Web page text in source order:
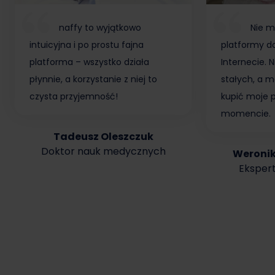
naffy to wyjątkowo
intuicyjna i po prostu fajna
platforma – wszystko działa
płynnie, a korzystanie z niej to
czysta przyjemność!
Tadeusz Oleszczuk
Doktor nauk medycznych
Nie
platformy
Internecie.
stałych, a
kupić moje
momencie.